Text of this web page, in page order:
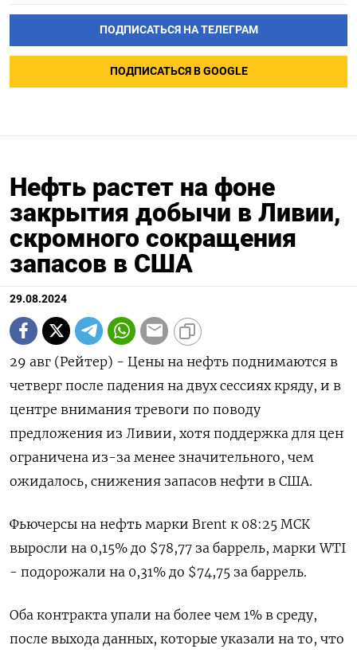
ПОДПИСАТЬСЯ НА ТЕЛЕГРАМ
ПОДПИСАТЬСЯ В GOOGLE
Нефть растет на фоне
закрытия добычи в Ливии,
скромного сокращения
запасов в США
29.08.2024
29 авг (Рейтер) - Цены на нефть поднимаются в
четверг после падения на двух сессиях кряду, и в
центре внимания тревоги по поводу
предложения из Ливии, хотя поддержка для цен
ограничена из-за менее значительного, чем
ожидалось, снижения запасов нефти в США.
Фьючерсы на нефть марки Brent к 08:25 МСК
выросли на 0,15% до $78,77 за баррель, марки WTI
- подорожали на 0,31% до $74,75 за баррель.
Оба контракта упали на более чем 1% в среду,
после выхода данных, которые указали на то, что